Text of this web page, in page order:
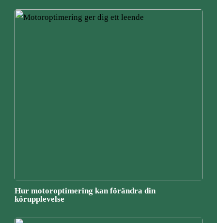
Hur motoroptimering kan förändra din
körupplevelse